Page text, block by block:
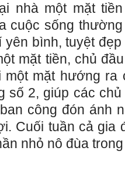
nhà một mặt
cuộc sống
bình, tuyệt
mặt tiền, chủ
mặt hướng ra
số 2, giúp các
công đón ánh
Cuối tuần cả gia
nhỏ nô đùa